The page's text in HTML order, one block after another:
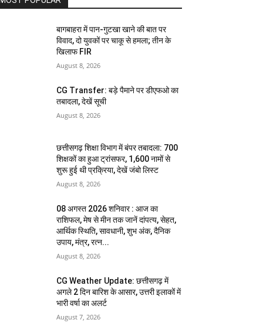
बागबाहरा में पान-गुटखा खाने की बात पर
विवाद, दो युवकों पर चाकू से हमला; तीन के
खिलाफ FIR
August 8, 2026
CG Transfer: बड़े पैमाने पर डीएफओ का
तबादला, देखें सूची
August 8, 2026
छत्तीसगढ़ शिक्षा विभाग में बंपर तबादला: 700
शिक्षकों का हुआ ट्रांसफर, 1,600 नामों से
शुरू हुई थी प्रक्रिया, देखें जंबो लिस्ट
August 8, 2026
08 अगस्त 2026 शनिवार : आज का
राशिफल, मेष से मीन तक जानें दांपत्य, सेहत,
आर्थिक स्थिति, सावधानी, शुभ अंक, दैनिक
उपाय, मंत्र, रत्न...
August 8, 2026
CG Weather Update: छत्तीसगढ़ में
अगले 2 दिन बारिश के आसार, उत्तरी इलाकों में
भारी वर्षा का अलर्ट
August 7, 2026